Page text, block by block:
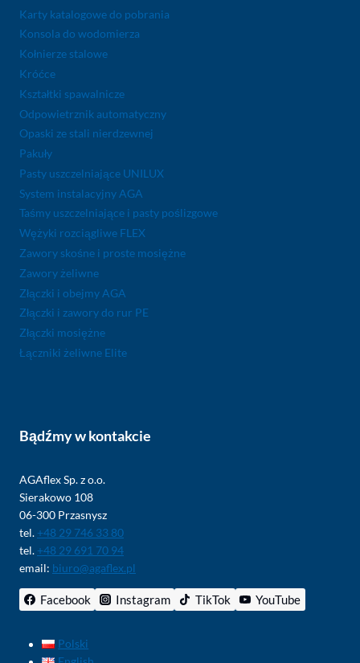
Karty katalogowe do pobrania
Konsola do wodomierza
Kołnierze stalowe
Króćce
Kształtki spawalnicze
Odpowietrznik automatyczny
Opaski ze stali nierdzewnej
Pakuły
Pasty uszczelniające UNILUX
System instalacyjny AGA
Taśmy uszczelniające i pasty poślizgowe
Wężyki rozciągliwe FLEX
Zawory skośne i proste mosiężne
Zawory żeliwne
Złączki i obejmy AGA
Złączki i zawory do rur PE
Złączki mosiężne
Łączniki żeliwne Elite
Bądźmy w kontakcie
AGAflex Sp. z o.o.
Sierakowo 108
06-300 Przasnysz
tel. +48 29 746 33 80
tel. +48 29 691 70 94
email: biuro@agaflex.pl
Facebook Instagram TikTok YouTube
Polski